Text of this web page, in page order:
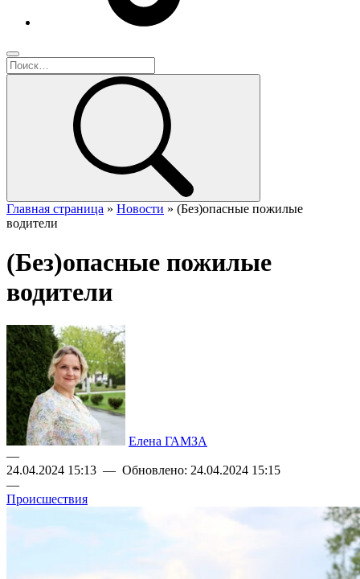
Главная страница » Новости » (Без)опасные пожилые
водители
(Без)опасные пожилые
водители
Елена ГАМЗА
—
24.04.2024 15:13 — Обновлено: 24.04.2024 15:15
—
Происшествия